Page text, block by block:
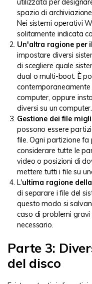
utilizzata per
spazio di
Nei sistemi operativi
solitamente indicata
Un'altra ragione per
impostare diversi
di scegliere quale
dual o multi-boot. È
contemporaneamente
computer, oppure
diversi su un computer.
Gestione dei file
possono essere
file. Ogni partizione
considerare tutte le
video o posizioni di
mettere tutti i file su
L'ultima ragione
di separare i file del
questo modo si
caso di problemi
necessario.
Parte 3:
del disco